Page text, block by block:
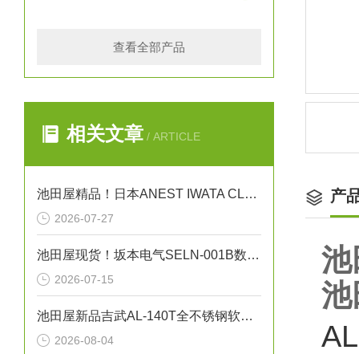
查看全部产品
相关文章 / ARTICLE
池田屋精品！日本ANEST IWATA CLBS55E-30增压压缩机
2026-07-27
池田屋现货！坂本电气SELN-001B数字水平仪
2026-07-15
池田屋新品吉武AL-140T全不锈钢软密封安全泄压阀正式发布
2026-08-04
产
池
池